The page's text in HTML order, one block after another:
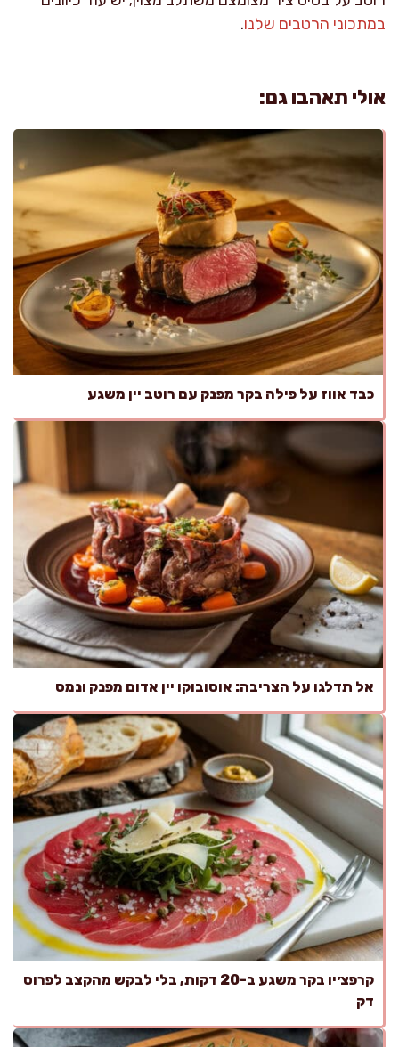
במתכוני הרטבים שלנו.
אולי תאהבו גם:
כבד אווז על פילה בקר מפנק עם רוטב יין משגע
אל תדלגו על הצריבה: אוסובוקו יין אדום מפנק ונמס
קרפצ׳יו בקר משגע ב-20 דקות, בלי לבקש מהקצב לפרוס
דק